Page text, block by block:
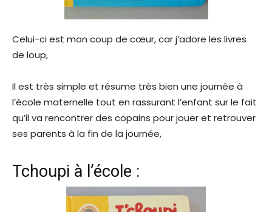
Celui-ci est mon coup de cœur, car j’adore les livres
de loup,
Il est très simple et résume très bien une journée à
l’école maternelle tout en rassurant l’enfant sur le fait
qu’il va rencontrer des copains pour jouer et retrouver
ses parents à la fin de la journée,
Tchoupi à l’école :